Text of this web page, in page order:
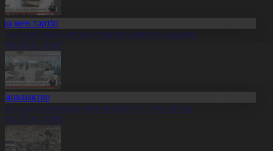
мен тәртіп
теріс пікір айтқан тұрғын қамауға алынды
20:07
отандық өнім өндірісі 1,5 есе артты
20:06